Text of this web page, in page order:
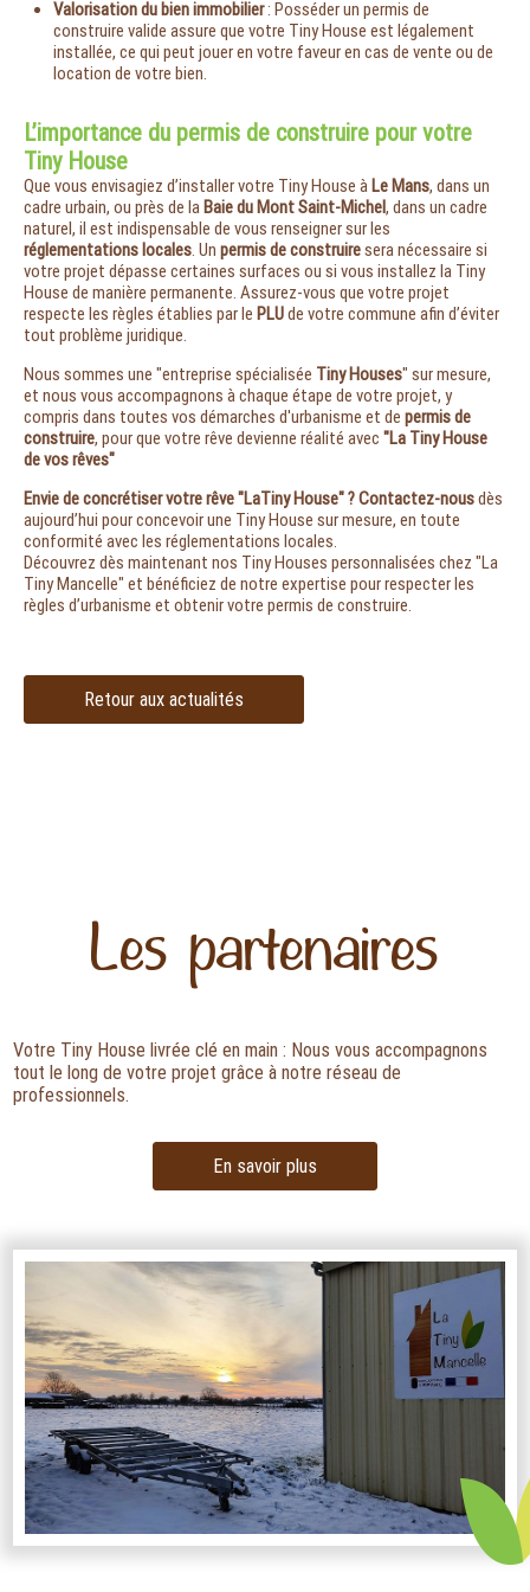
Valorisation du bien immobilier: Posséder un permis de
construire valide assure que votre Tiny House est légalement
installée, ce qui peut jouer en votre faveur en cas de vente ou de
location de votre bien.
L’importance du permis de construire pour votre
Tiny House
Que vous envisagiez d’installer votre Tiny House à Le Mans, dans un
cadre urbain, ou près de la Baie du Mont Saint-Michel, dans un cadre
naturel, il est indispensable de vous renseigner sur les
réglementations locales. Un permis de construiresera nécessaire si
votre projet dépasse certaines surfaces ou si vous installez la Tiny
House de manière permanente. Assurez-vous que votre projet
respecte les règles établies par le PLUde votre commune afin d’éviter
tout problème juridique.
Nous sommes une "entreprise spécialisée Tiny Houses" sur mesure,
et nous vous accompagnons à chaque étape de votre projet, y
compris dans toutes vos démarches d'urbanisme et de permis de
construire, pour que votre rêve devienne réalité avec "La Tiny House
de vos rêves"
Envie de concrétiser votre rêve "LaTiny House" ?Contactez-nousdès
aujourd’hui pour concevoir une Tiny House sur mesure, en toute
conformité avec les réglementations locales.
Découvrez dès maintenant nos Tiny Houses personnalisées chez "La
Tiny Mancelle" et bénéficiez de notre expertise pour respecter les
règles d’urbanisme et obtenir votre permis de construire.
Retour aux actualités
Les partenaires
Votre Tiny House livrée clé en main : Nous vous accompagnons
tout le long de votre projet grâce à notre réseau de
professionnels.
En savoir plus